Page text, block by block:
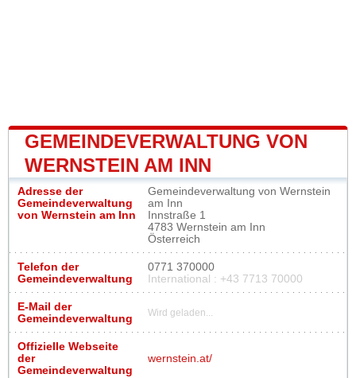
GEMEINDEVERWALTUNG VON
WERNSTEIN AM INN
Adresse der
Gemeindeverwaltung
von Wernstein am Inn
Gemeindeverwaltung von Wernstein
am Inn
Innstraße 1
4783 Wernstein am Inn
Österreich
Telefon der
Gemeindeverwaltung
0771 370000
International : +43 7713 70000
E-Mail der
Gemeindeverwaltung
Wird geladen...
Offizielle Webseite
der
Gemeindeverwaltung
wernstein.at/